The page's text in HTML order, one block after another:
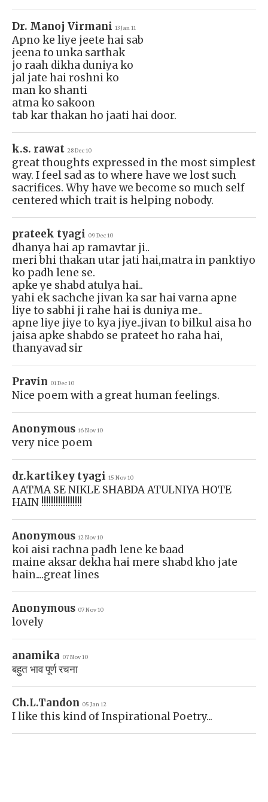
Dr. Manoj Virmani 13 Jan 11
Apno ke liye jeete hai sab
jeena to unka sarthak
jo raah dikha duniya ko
jal jate hai roshni ko
man ko shanti
atma ko sakoon
tab kar thakan ho jaati hai door.
k.s. rawat 28 Dec 10
great thoughts expressed in the most simplest
way. I feel sad as to where have we lost such
sacrifices. Why have we become so much self
centered which trait is helping nobody.
prateek tyagi 09 Dec 10
dhanya hai ap ramavtar ji..
meri bhi thakan utar jati hai,matra in panktiyo
ko padh lene se.
apke ye shabd atulya hai..
yahi ek sachche jivan ka sar hai varna apne
liye to sabhi ji rahe hai is duniya me..
apne liye jiye to kya jiye..jivan to bilkul aisa ho
jaisa apke shabdo se prateet ho raha hai,
thanyavad sir
Pravin 01 Dec 10
Nice poem with a great human feelings.
Anonymous 16 Nov 10
very nice poem
dr.kartikey tyagi 15 Nov 10
AATMA SE NIKLE SHABDA ATULNIYA HOTE
HAIN !!!!!!!!!!!!!!!!!
Anonymous 12 Nov 10
koi aisi rachna padh lene ke baad
maine aksar dekha hai mere shabd kho jate
hain....great lines
Anonymous 07 Nov 10
lovely
anamika 07 Nov 10
बहुत भाव पूर्ण रचना
Ch.L.Tandon 05 Jan 12
I like this kind of Inspirational Poetry...